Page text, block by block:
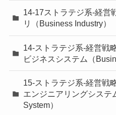
14-17ストラテジ系-経営
リ（Business Industry）
14-ストラテジ系-経営戦
ビジネスシステム（
15-ストラテジ系-経営戦
エンジニアリングシステ
System）